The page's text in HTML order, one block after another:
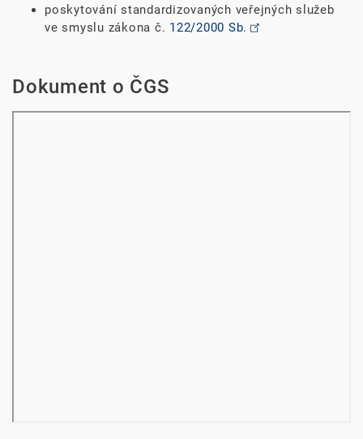
poskytování standardizovaných veřejných služeb
ve smyslu zákona č. 122/2000 Sb.
Dokument o ČGS